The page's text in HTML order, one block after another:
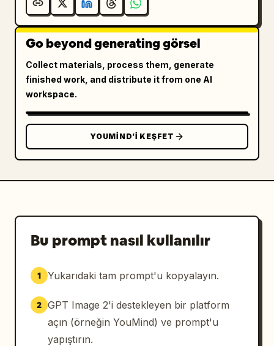
Go beyond generating görsel
Collect materials, process them, generate
finished work, and distribute it from one AI
workspace.
YOUMIND’I KEŞFET
Bu prompt nasıl kullanılır
1 Yukarıdaki tam prompt'u kopyalayın.
2 GPT Image 2'i destekleyen bir platform
açın (örneğin YouMind) ve prompt'u
yapıştırın.